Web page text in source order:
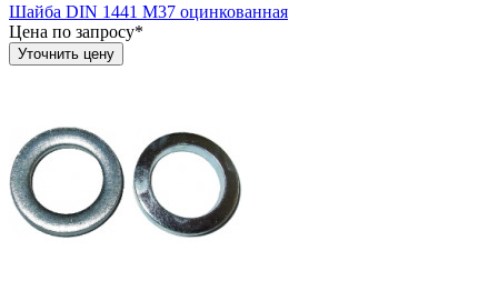
Шайба DIN 1441 М37 оцинкованная
Цена по запросу*
Уточнить цену